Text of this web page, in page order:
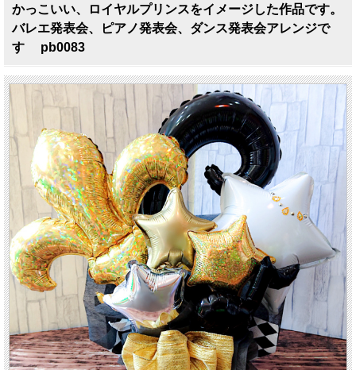
かっこいい、ロイヤルプリンスをイメージした作品です。
バレエ発表会、ピアノ発表会、ダンス発表会アレンジで
す pb0083